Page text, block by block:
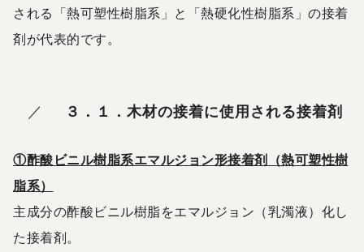
される「熱可塑性樹脂系」と「熱硬化性樹脂系」の接着
剤が代表的です。
３．１．木材の接着に使用される接着剤
①酢酸ビニル樹脂系エマルジョン形接着剤（熱可塑性樹
脂系）
主成分の酢酸ビニル樹脂をエマルジョン（乳濁液）化し
た接着剤。